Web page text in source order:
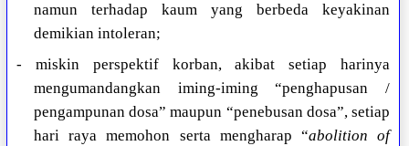
namun terhadap kaum yang berbeda keyakinan
demikian intoleran;
- miskin perspektif korban, akibat setiap harinya
mengumandangkan iming-iming “penghapusan /
pengampunan dosa” maupun “penebusan dosa”, setiap
hari raya memohon serta mengharap “abolition of